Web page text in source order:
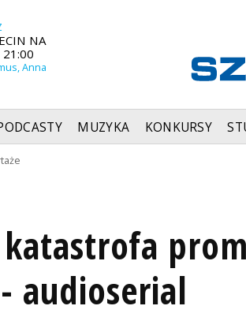
NA
21:00
Anna
MUZYKA KONKURSY
audioserial